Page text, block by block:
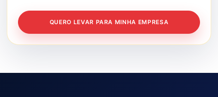
QUERO LEVAR PARA MINHA EMPRESA